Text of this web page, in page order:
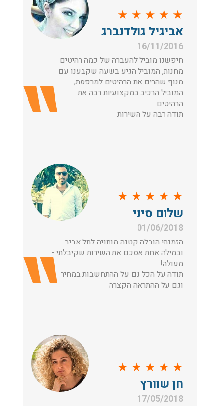
★
★
★
★
★
אביגיל גולדנברג
16/11/2016
חיפשנו מוביל להעברה של כמה רהיטים
מחנות, המוביל הגיע בשעה שקבענו עם
מנוף שהרים את הרהיטים למרפסת,
המוביל הרכיב במקצועיות רבה את
הרהיטים
תודה רבה על השירות
★
★
★
★
★
שלום סיני
01/06/2018
הזמנתי הובלה קטנה מנתניה לתל אביב
ובמילה אחת אסכם את השירות שקיבלתי -
מעולה!
תודה על הכל גם על ההתחשבות במחיר
וגם על ההתראה הקצרה
★
★
★
★
★
חן שוורץ
17/05/2018